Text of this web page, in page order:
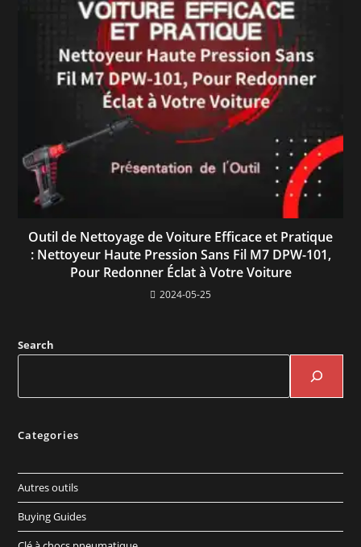
Outil de Nettoyage de Voiture Efficace et Pratique
: Nettoyeur Haute Pression Sans Fil M7 DPW-101,
Pour Redonner Éclat à Votre Voiture
2024-05-25
Search
Categories
Autres outils
Buying Guides